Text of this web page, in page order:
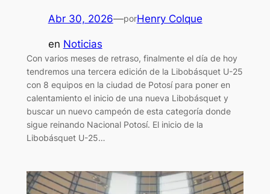
Abr 30, 2026—porHenry Colque
en Noticias
Con varios meses de retraso, finalmente el día de hoy
tendremos una tercera edición de la Libobásquet U-25
con 8 equipos en la ciudad de Potosí para poner en
calentamiento el inicio de una nueva Libobásquet y
buscar un nuevo campeón de esta categoría donde
sigue reinando Nacional Potosí. El inicio de la
Libobásquet U-25…